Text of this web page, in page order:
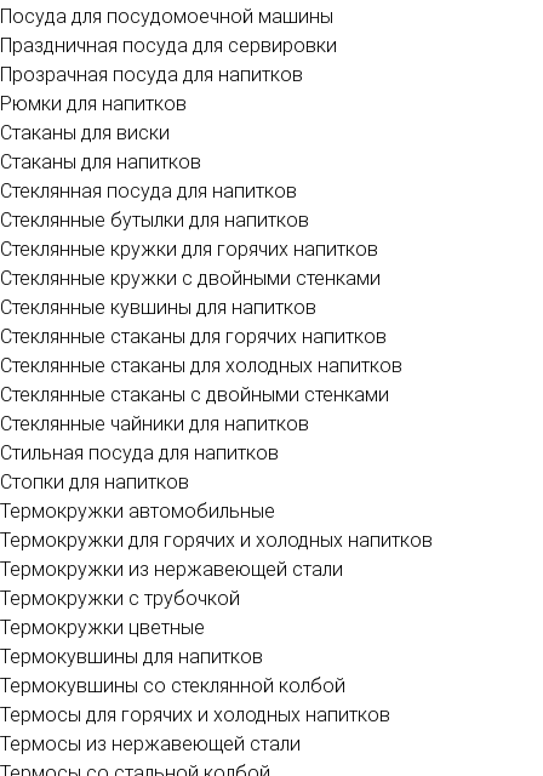
Посуда для посудомоечной машины
Праздничная посуда для сервировки
Прозрачная посуда для напитков
Рюмки для напитков
Стаканы для виски
Стаканы для напитков
Стеклянная посуда для напитков
Стеклянные бутылки для напитков
Стеклянные кружки для горячих напитков
Стеклянные кружки с двойными стенками
Стеклянные кувшины для напитков
Стеклянные стаканы для горячих напитков
Стеклянные стаканы для холодных напитков
Стеклянные стаканы с двойными стенками
Стеклянные чайники для напитков
Стильная посуда для напитков
Стопки для напитков
Термокружки автомобильные
Термокружки для горячих и холодных напитков
Термокружки из нержавеющей стали
Термокружки с трубочкой
Термокружки цветные
Термокувшины для напитков
Термокувшины со стеклянной колбой
Термосы для горячих и холодных напитков
Термосы из нержавеющей стали